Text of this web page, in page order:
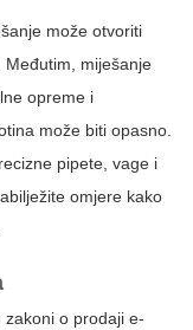
može otvoriti
miješanje
opreme i
može biti opasno.
pipete, vage i
omjere kako
o prodaji e-